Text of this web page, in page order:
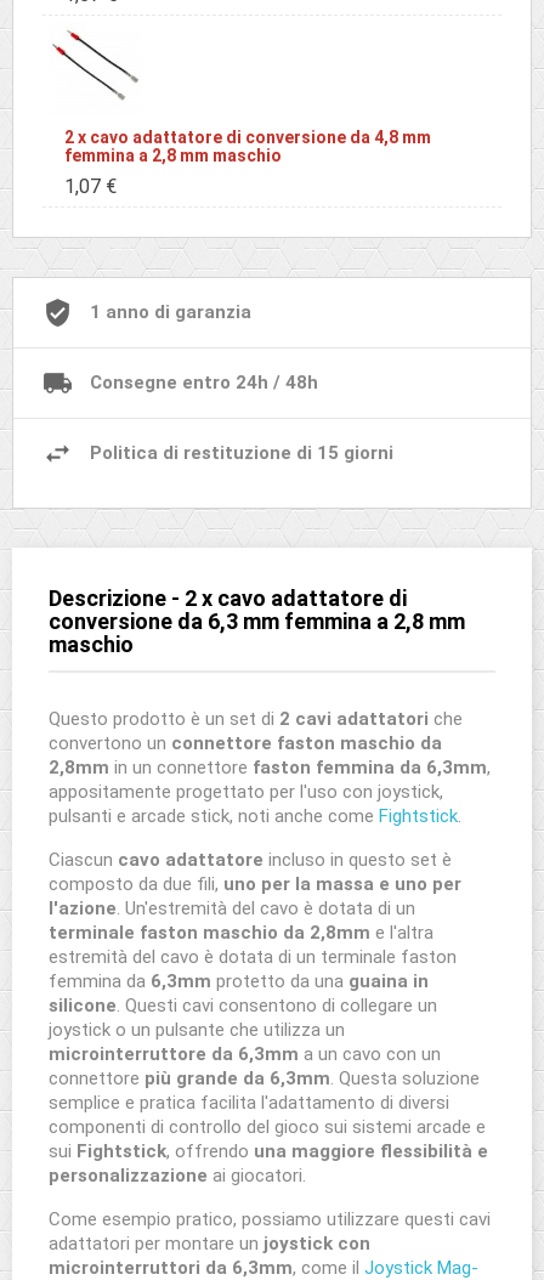
2 x cavo adattatore di conversione da 4,8 mm
femmina a 2,8 mm maschio
1,07 €
1 anno di garanzia
Consegne entro 24h / 48h
Politica di restituzione di 15 giorni
Descrizione - 2 x cavo adattatore di
conversione da 6,3 mm femmina a 2,8 mm
maschio
Questo prodotto è un set di 2 cavi adattatori che
convertono un connettore faston maschio da
2,8mm in un connettore faston femmina da 6,3mm,
appositamente progettato per l'uso con joystick,
pulsanti e arcade stick, noti anche come Fightstick.
Ciascun cavo adattatore incluso in questo set è
composto da due fili, uno per la massa e uno per
l'azione. Un'estremità del cavo è dotata di un
terminale faston maschio da 2,8mm e l'altra
estremità del cavo è dotata di un terminale faston
femmina da 6,3mm protetto da una guaina in
silicone. Questi cavi consentono di collegare un
joystick o un pulsante che utilizza un
microinterruttore da 6,3mm a un cavo con un
connettore più grande da 6,3mm. Questa soluzione
semplice e pratica facilita l'adattamento di diversi
componenti di controllo del gioco sui sistemi arcade e
sui Fightstick, offrendo una maggiore flessibilità e
personalizzazione ai giocatori.
Come esempio pratico, possiamo utilizzare questi cavi
adattatori per montare un joystick con
microinterruttori da 6,3mm, come il Joystick Mag-